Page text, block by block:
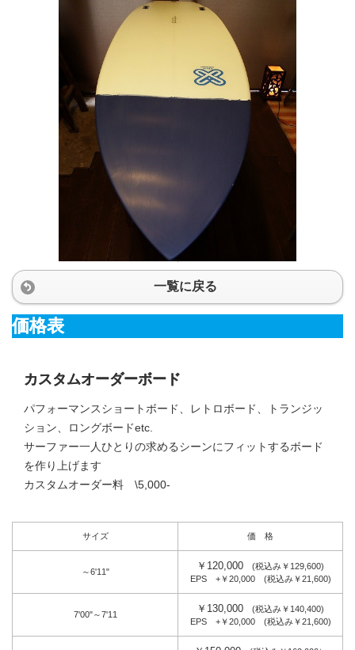
一覧に戻る
価格表
カスタムオーダーボード
パフォーマンスショートボード、レトロボード、トランジッ
ション、ロングボードetc.
サーファー一人ひとりの求めるシーンにフィットするボード
を作り上げます
カスタムオーダー料 \5,000-
サイズ 価 格
～6'11" ￥120,000 (税込み￥129,600)
EPS +￥20,000 (税込み￥21,600)
7'00"～7'11 ￥130,000 (税込み￥140,400)
EPS +￥20,000 (税込み￥21,600)